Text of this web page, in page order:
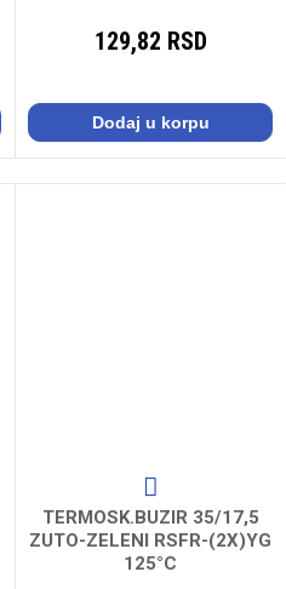
129,82 RSD
Dodaj u korpu
TERMOSK.BUZIR 35/17,5
ZUTO-ZELENI RSFR-(2X)YG
125°C